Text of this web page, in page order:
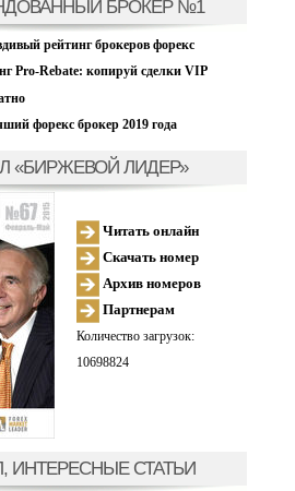
БРОКЕР №1
рейтинг брокеров форекс
Pro-Rebate: копируй сделки VIP
форекс брокер 2019 года
«БИРЖЕВОЙ ЛИДЕР»
Читать онлайн
Скачать номер
Архив номеров
Партнерам
Количество загрузок:
10698824
ИНТЕРЕСНЫЕ СТАТЬИ